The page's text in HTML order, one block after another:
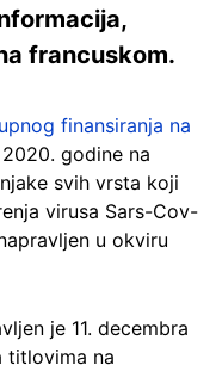
francuskom.
finansiranja na
godine na
svih vrsta koji
virusa Sars-Cov-
u okviru
je 11. decembra
titlovima na